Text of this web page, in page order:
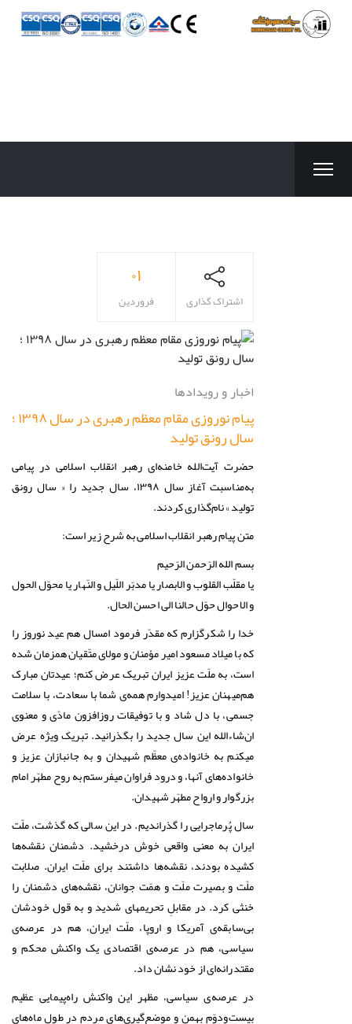
۰۱
فروردین اشتراک گذاری
اخبار و رویدادها
پیام نوروزی مقام معظم رهبری در سال ۱۳۹۸ ؛
سال رونق تولید
حضرت آیت‌الله خامنه‌ای رهبر انقلاب اسلامی در پیامی
به‌مناسبت آغاز سال ۱۳۹۸، سال جدید را « سال رونق
تولید » نام‌گذاری کردند.
متن پیام رهبر انقلاب اسلامی به شرح زیر است:
بسم الله الرّحمن الرّحیم
یا مقلّب القلوب و الابصار یا مدبّر اللّیل و النّهار یا محوّل الحول
و الاحوال حوّل حالنا الی احسن الحال.
خدا را شکرگزارم که مقدّر فرمود امسال هم عید نوروز را
که با میلاد مسعود امیر مؤمنان و مولای متّقیان همزمان شده
است، به ملّت عزیز ایران تبریک عرض کنم؛ عیدتان مبارک
هم‌میهنان عزیز! امیدوارم همه‌ی شما با سعادت، با سلامت
جسمی، با دل شاد و با توفیقات روزافزون مادّی و معنوی
ان‌شاءالله این سال جدید را بگذرانید. تبریک ویژه عرض
میکنم به خانواده‌ی معظّم شهیدان و به جانبازان عزیز و
خانواده‌های آنها، و درود فراوان میفرستم به روح مطهّر امام
بزرگوار و ارواح مطهّر شهیدان.
سال پُرماجرایی را گذراندیم. در این سالی که گذشت، ملّت
ایران به معنی واقعی خوش درخشید. دشمنان نقشه‌ها
کشیده بودند، نقشه‌ها داشتند برای ملّت ایران. صلابت
ملّت و بصیرت ملّت و همّت جوانان، نقشه‌های دشمنان را
خنثی کرد. در مقابلِ تحریمهای شدید و به قول خودشان
بی‌سابقه‌ی آمریکا و اروپا، ملّت ایران، هم در عرصه‌ی
سیاسی، هم در عرصه‌ی اقتصادی یک واکنش محکم و
مقتدرانه‌ای از خود نشان داد.
در عرصه‌ی سیاسی، مظهر این واکنش راه‌پیمایی عظیم
بیست‌ودوّم بهمن و موضع‌گیری‌های مردم در طول ماه‌های